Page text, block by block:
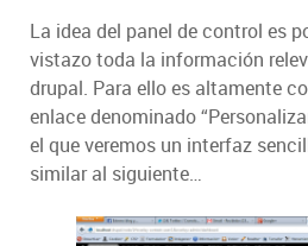
La idea del panel de control es
vistazo toda la información
drupal. Para ello es altamente
enlace denominado
el que veremos un interfaz
similar al siguiente…